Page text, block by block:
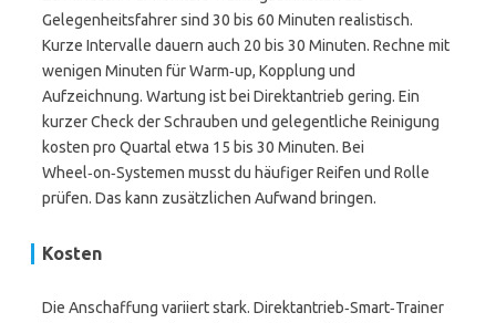
Gelegenheitsfahrer sind 30 bis 60 Minuten realistisch.
Kurze Intervalle dauern auch 20 bis 30 Minuten. Rechne mit
wenigen Minuten für Warm‑up, Kopplung und
Aufzeichnung. Wartung ist bei Direktantrieb gering. Ein
kurzer Check der Schrauben und gelegentliche Reinigung
kosten pro Quartal etwa 15 bis 30 Minuten. Bei
Wheel‑on‑Systemen musst du häufiger Reifen und Rolle
prüfen. Das kann zusätzlichen Aufwand bringen.
Kosten
Die Anschaffung variiert stark. Direktantrieb‑Smart‑Trainer